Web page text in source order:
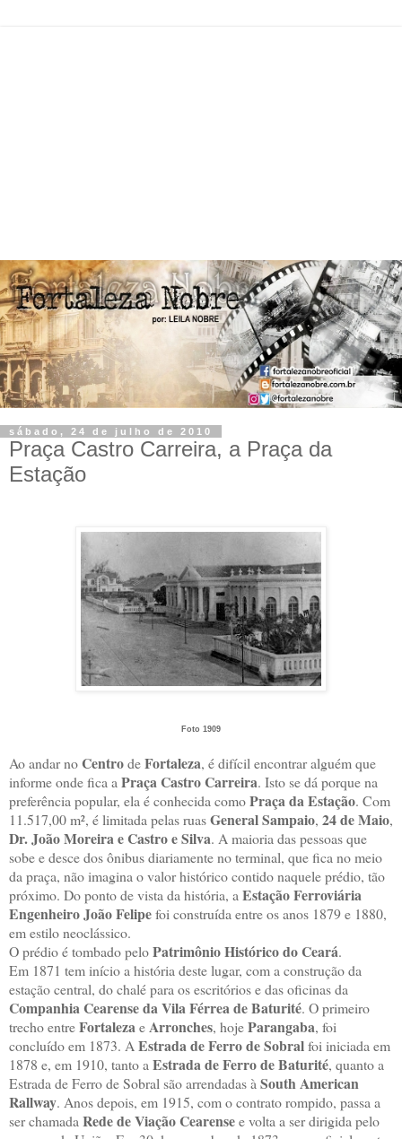
sábado, 24 de julho de 2010
Praça Castro Carreira, a Praça da
Estação
Foto 1909
Ao andar noCentrodeFortaleza, é difícil encontrar alguém que
informe onde fica a Praça Castro Carreira. Isto se dá porque na
preferência popular, ela é conhecida comoPraça da Estação. Com
11.517,00 m², é limitada pelas ruasGeneral Sampaio, 24 de Maio,
Dr. João Moreira e Castro e Silva. A maioria das pessoas que
sobe e desce dos ônibus diariamente no terminal, que fica no meio
da praça, não imagina o valor histórico contido naquele prédio, tão
próximo. Do ponto de vista da história, a Estação Ferroviária
Engenheiro João Felipefoi construída entre os anos 1879 e 1880,
em estilo neoclássico.
O prédio é tombado peloPatrimônio Histórico do Ceará.
Em 1871 tem início a história deste lugar, com a construção da
estação central, do chalé para os escritórios e das oficinas da
Companhia Cearense da Vila Férrea de Baturité. O primeiro
trecho entreFortaleza e Arronches, hojeParangaba, foi
concluído em 1873. A Estrada de Ferro de Sobralfoi iniciada em
1878 e, em 1910, tanto a Estrada de Ferro de Baturité, quanto a
Estrada de Ferro de Sobral são arrendadas à South American
Rallway. Anos depois, em 1915, com o contrato rompido, passa a
ser chamada Rede de Viação Cearensee volta a ser dirigida pelo